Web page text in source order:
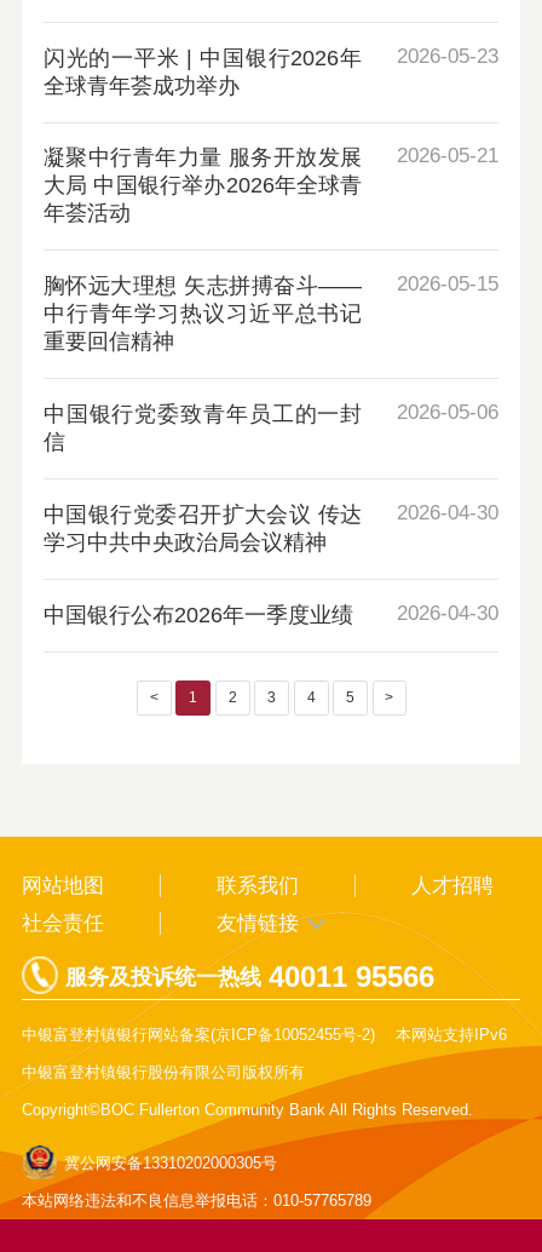
闪光的一平米 | 中国银行2026年
全球青年荟成功举办
2026-05-23
凝聚中行青年力量 服务开放发展
大局 中国银行举办2026年全球青
年荟活动
2026-05-21
胸怀远大理想 矢志拼搏奋斗——
中行青年学习热议习近平总书记
重要回信精神
2026-05-15
中国银行党委致青年员工的一封
信
2026-05-06
中国银行党委召开扩大会议 传达
学习中共中央政治局会议精神
2026-04-30
中国银行公布2026年一季度业绩 2026-04-30
< 1 2 3 4 5 >
网站地图 联系我们
人才招聘
社会责任
友情链接
服务及投诉统一热线 40011 95566
中银富登村镇银行网站备案(京ICP备10052455号-2) 本网站支持IPv6
中银富登村镇银行股份有限公司版权所有
Copyright©BOC Fullerton Community Bank All Rights Reserved.
冀公网安备13310202000305号
本站网络违法和不良信息举报电话：010-57765789